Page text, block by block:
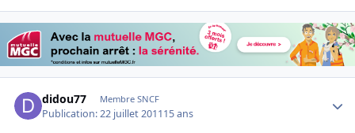
didou77 Membre SNCF
Publication:22 juillet 201115 ans